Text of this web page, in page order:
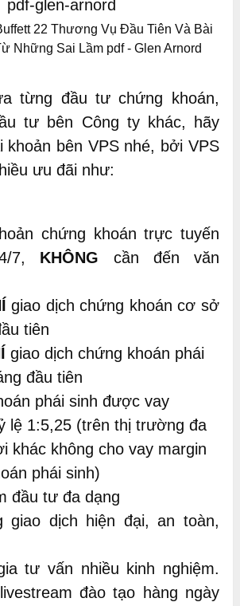
22 Thương Vụ Đầu Tiên Và Bài
Những Sai Lầm pdf - Glen Arnord
từng đầu tư chứng khoán,
tư bên Công ty khác, hãy
bên VPS nhé, bởi VPS
ưu đãi như:
chứng khoán trực tuyến
7, KHÔNG cần đến văn
giao dịch chứng khoán cơ sở
tiên
giao dịch chứng khoán phái
đầu tiên
phái sinh được vay
lệ 1:5,25 (trên thị trường đa
khác không cho vay margin
phái sinh)
đầu tư đa dạng
giao dịch hiện đại, an toàn,
tư vấn nhiều kinh nghiệm.
đào tạo hàng ngày